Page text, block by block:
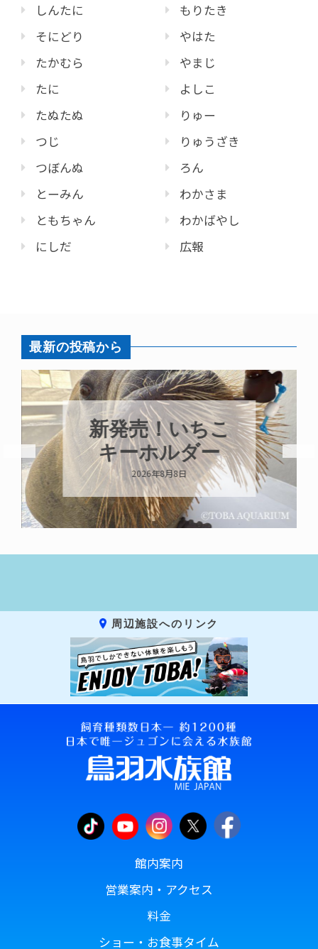
しんたに
そにどり
たかむら
たに
たぬたぬ
つじ
つぼんぬ
とーみん
ともちゃん
にしだ
もりたき
やはた
やまじ
よしこ
りゅー
りゅうざき
ろん
わかさま
わかばやし
広報
最新の投稿から
新発売！いちこ
キーホルダー
2026年8月8日
周辺施設へのリンク
館内案内
営業案内・アクセス
料金
ショー・お食事タイム